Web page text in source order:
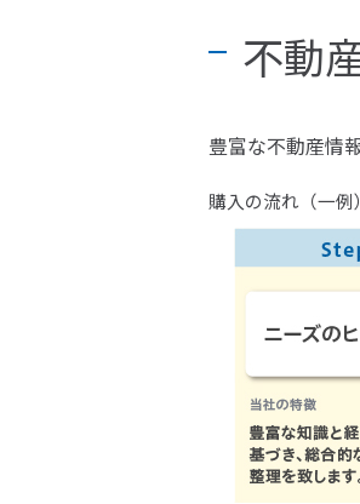
不動
豊富な不動産情
購入の流れ（一例）